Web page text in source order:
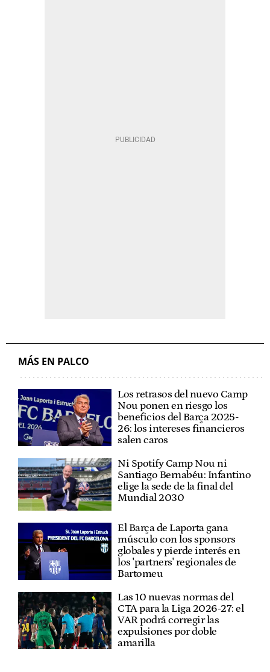
MÁS EN PALCO
Los retrasos del nuevo Camp
Nou ponen en riesgo los
beneficios del Barça 2025-
26: los intereses financieros
salen caros
Ni Spotify Camp Nou ni
Santiago Bernabéu: Infantino
elige la sede de la final del
Mundial 2030
El Barça de Laporta gana
músculo con los sponsors
globales y pierde interés en
los 'partners' regionales de
Bartomeu
Las 10 nuevas normas del
CTA para la Liga 2026-27: el
VAR podrá corregir las
expulsiones por doble
amarilla